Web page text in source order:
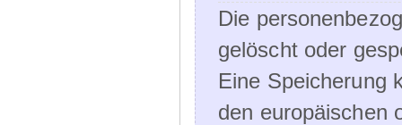
Die
gelöscht oder
Eine Speicherung
den europäischen